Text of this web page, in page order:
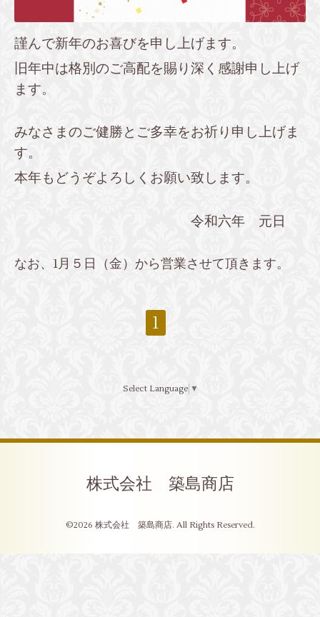
謹んで新年のお喜びを申し上げます。
旧年中は格別のご高配を賜り深く感謝申し上げ
ます。
みなさまのご健勝とご多幸をお祈り申し上げま
す。
本年もどうぞよろしくお願い致します。
令和六年 元日
なお、1月５日（金）から営業させて頂きます。
1
Select Language ▼
株式会社 築島商店
©2026 株式会社 築島商店. All Rights Reserved.